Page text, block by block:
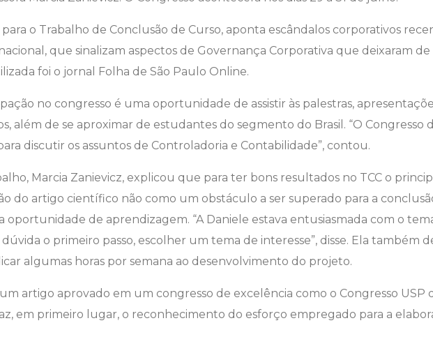
o Trabalho de Conclusão de Curso, aponta escândalos corporativos
que sinalizam aspectos de Governança Corporativa que deixaram de
foi o jornal Folha de São Paulo Online.
no congresso é uma oportunidade de assistir às palestras,
além de se aproximar de estudantes do segmento do Brasil. “O Congresso
discutir os assuntos de Controladoria e Contabilidade”, contou.
Marcia Zanievicz, explicou que para ter bons resultados no TCC o
do artigo científico não como um obstáculo a ser superado para a
oportunidade de aprendizagem. “A Daniele estava entusiasmada com o
o primeiro passo, escolher um tema de interesse”, disse. Ela também
algumas horas por semana ao desenvolvimento do projeto.
artigo aprovado em um congresso de excelência como o Congresso USP
em primeiro lugar, o reconhecimento do esforço empregado para a